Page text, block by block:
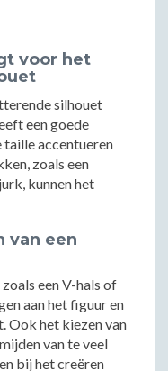
voor het
silhouet
een goede
accentueren
zoals een
kunnen het
van een
een V-hals of
aan het figuur en
Ook het kiezen van
van te veel
bij het creëren